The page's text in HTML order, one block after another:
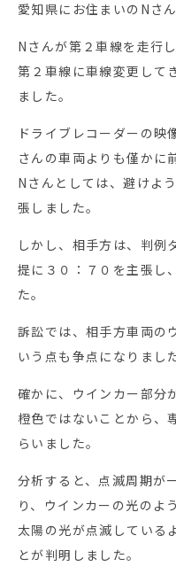
愛知県にお住まいのNさ
Nさんが第２車線を走行
第２車線に車線変更して
ました。
ドライブレコーダーの映
さんの車両よりも僅かに
Nさんとしては、避けよ
張しました。
しかし、相手方は、判例
提に３０：７０を主張し
た。
訴訟では、相手方車両の
いう点も争点になりまし
確かに、ウインカー部分
橙色ではないことから、
らいました。
分析すると、点滅周期が
り、ウインカーの光のよ
太陽の光が点滅している
とが判明しました。